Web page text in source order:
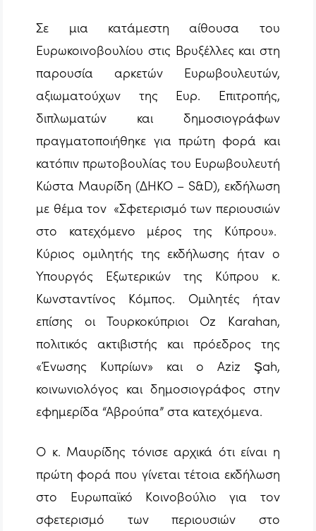
Σε μια κατάμεστη αίθουσα του
Ευρωκοινοβουλίου στις Βρυξέλλες και στη
παρουσία αρκετών Ευρωβουλευτών,
αξιωματούχων της Ευρ. Επιτροπής,
διπλωματών και δημοσιογράφων
πραγματοποιήθηκε για πρώτη φορά και
κατόπιν πρωτοβουλίας του Ευρωβουλευτή
Κώστα Μαυρίδη (ΔΗΚΟ – S&D), εκδήλωση
με θέμα τον «Σφετερισμό των περιουσιών
στο κατεχόμενο μέρος της Κύπρου».
Κύριος ομιλητής της εκδήλωσης ήταν ο
Υπουργός Εξωτερικών της Κύπρου κ.
Κωνσταντίνος Κόμπος. Ομιλητές ήταν
επίσης οι Τουρκοκύπριοι Oz Karahan,
πολιτικός ακτιβιστής και πρόεδρος της
«Ένωσης Κυπρίων» και ο Aziz Şah,
κοινωνιολόγος και δημοσιογράφος στην
εφημερίδα “Αβρούπα” στα κατεχόμενα.
Ο κ. Μαυρίδης τόνισε αρχικά ότι είναι η
πρώτη φορά που γίνεται τέτοια εκδήλωση
στο Ευρωπαϊκό Κοινοβούλιο για τον
σφετερισμό των περιουσιών στο